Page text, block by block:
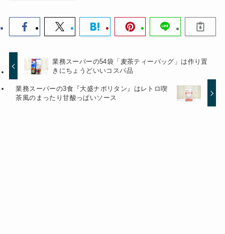
業務スーパーの54袋「麦茶ティーバッグ」は作り置
きにちょうどいいコスパ品
業務スーパーの3食『大盛ナポリタン』はレトロ喫
茶風のまったり甘酸っぱいソース